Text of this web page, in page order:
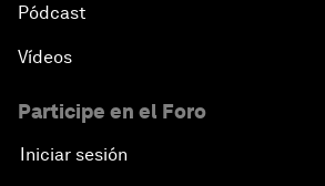
Pódcast
Vídeos
Participe en el Foro
Iniciar sesión